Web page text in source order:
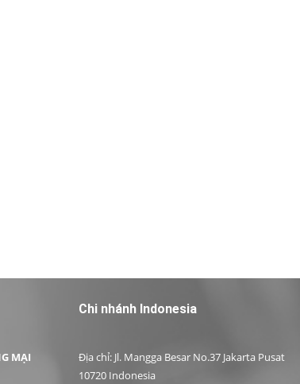
MẠI
Chi nhánh Indonesia
Địa chỉ: Jl. Mangga Besar No.37 Jakarta Pusat
10720 Indonesia